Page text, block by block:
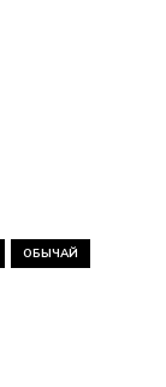
ОБЫЧАЙ